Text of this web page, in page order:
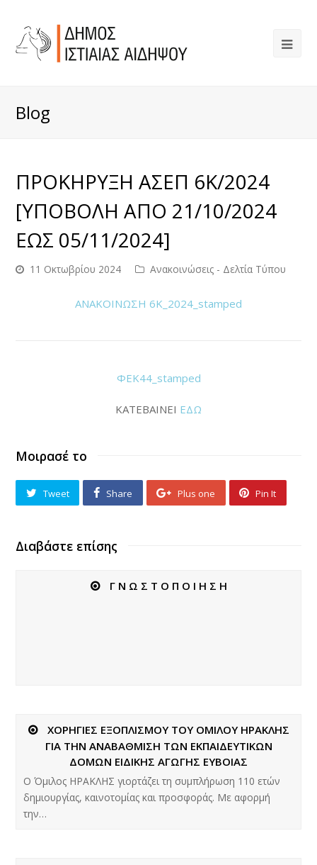
Blog
ΠΡΟΚΗΡΥΞΗ ΑΣΕΠ 6Κ/2024
[ΥΠΟΒΟΛΗ ΑΠΟ 21/10/2024
ΕΩΣ 05/11/2024]
11 Οκτωβρίου 2024 Ανακοινώσεις - Δελτία Τύπου
ΑΝΑΚΟΙΝΩΣΗ 6Κ_2024_stamped
ΦΕΚ44_stamped
ΚΑΤΕΒΑΙΝΕΙ ΕΔΩ
Μοιρασέ το
Tweet Share Plus one Pin It
Διαβάστε επίσης
Γ Ν Ω Σ Τ Ο Π Ο Ι Η Σ Η
ΧΟΡΗΓΙΕΣ ΕΞΟΠΛΙΣΜΟΥ ΤΟΥ ΟΜΙΛΟΥ ΗΡΑΚΛΗΣ
ΓΙΑ ΤΗΝ ΑΝΑΒΑΘΜΙΣΗ ΤΩΝ ΕΚΠΑΙΔΕΥΤΙΚΩΝ
ΔΟΜΩΝ ΕΙΔΙΚΗΣ ΑΓΩΓΗΣ ΕΥΒΟΙΑΣ
Ο Όμιλος ΗΡΑΚΛΗΣ γιορτάζει τη συμπλήρωση 110 ετών
δημιουργίας, καινοτομίας και προσφοράς. Με αφορμή
την…